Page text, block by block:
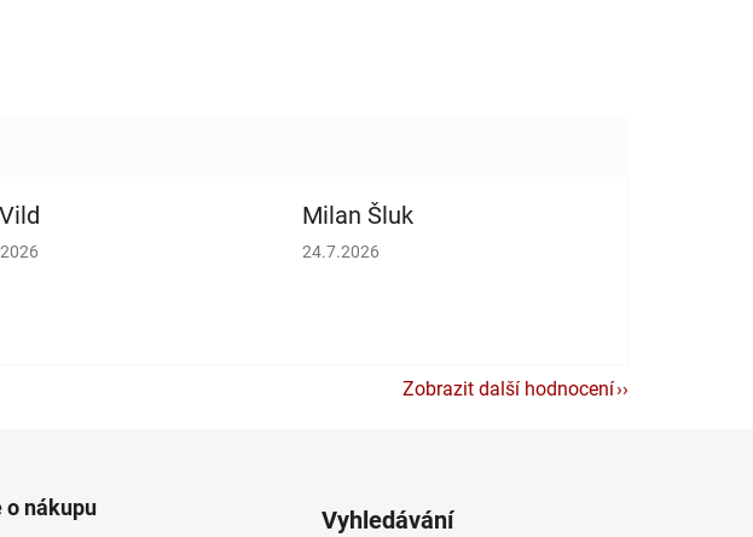
obchodu je 5 z 5 hvězdiček.
Milan Šluk
Hodnocení obchodu je 5 z 5 hvězdiček.
24.7.2026
Zobrazit další hodnocení
o nákupu Vyhledávání